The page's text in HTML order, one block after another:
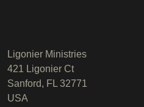
Ligonier Ministries
421 Ligonier Ct
Sanford, FL 32771
USA